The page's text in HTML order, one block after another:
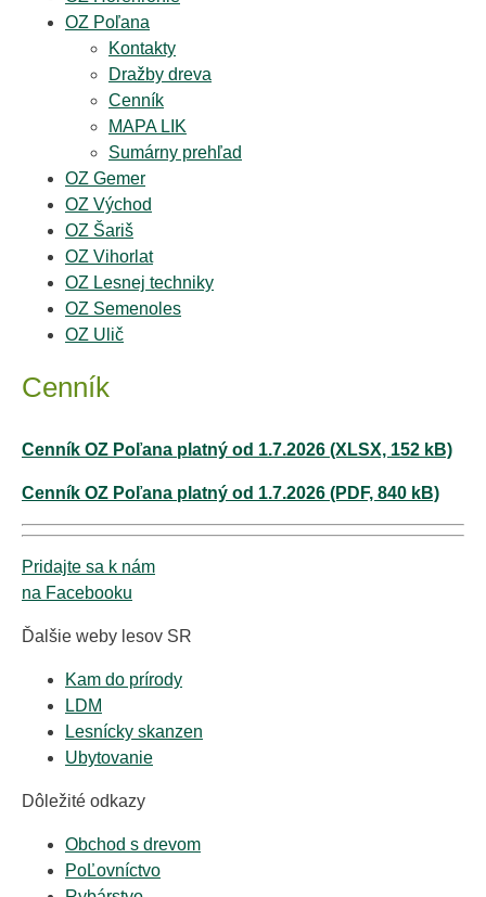
OZ Poľana
Kontakty
Dražby dreva
Cenník
MAPA LIK
Sumárny prehľad
OZ Gemer
OZ Východ
OZ Šariš
OZ Vihorlat
OZ Lesnej techniky
OZ Semenoles
OZ Ulič
Cenník
Cenník OZ Poľana platný od 1.7.2026 (XLSX, 152 kB)
Cenník OZ Poľana platný od 1.7.2026 (PDF, 840 kB)
Pridajte sa k nám
na Facebooku
Ďalšie weby lesov SR
Kam do prírody
LDM
Lesnícky skanzen
Ubytovanie
Dôležité odkazy
Obchod s drevom
PoĽovníctvo